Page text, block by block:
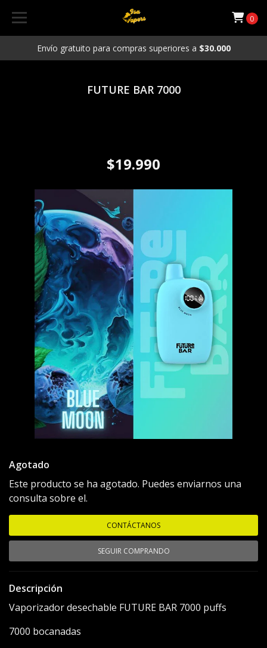
Envío gratuito para compras superiores a $30.000
0
FUTURE BAR 7000
$19.990
Agotado
Este producto se ha agotado. Puedes enviarnos una
consulta sobre el.
CONTÁCTANOS
SEGUIR COMPRANDO
Descripción
Vaporizador desechable FUTURE BAR 7000 puffs
7000 bocanadas